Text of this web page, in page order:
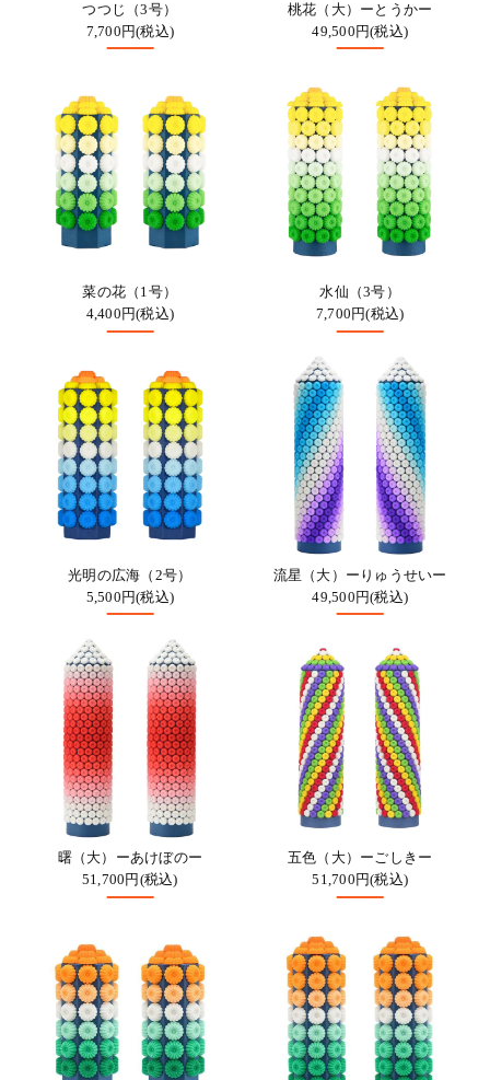
つつじ（3号）
7,700円(税込)
桃花（大）ーとうかー
49,500円(税込)
菜の花（1号）
4,400円(税込)
水仙（3号）
7,700円(税込)
光明の広海（2号）
5,500円(税込)
流星（大）ーりゅうせいー
49,500円(税込)
曙（大）ーあけぼのー
51,700円(税込)
五色（大）ーごしきー
51,700円(税込)